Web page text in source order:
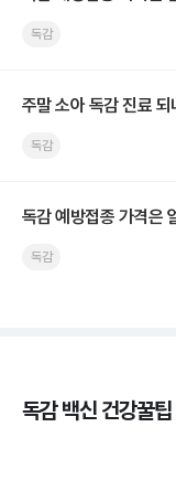
독감
주말 소아 독감 진료 되
독감
독감 예방접종 가격
독감
독감 백신 건강꿀팁